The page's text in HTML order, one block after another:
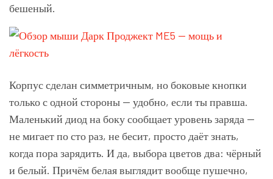
бешеный.
Корпус сделан симметричным, но боковые кнопки
только с одной стороны — удобно, если ты правша.
Маленький диод на боку сообщает уровень заряда —
не мигает по сто раз, не бесит, просто даёт знать,
когда пора зарядить. И да, выбора цветов два: чёрный
и белый. Причём белая выглядит вообще пушечно,